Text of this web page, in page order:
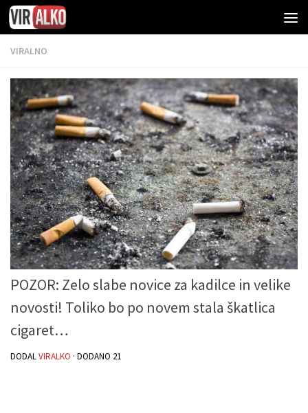
VIRALNO
POZOR: Zelo slabe novice za kadilce in velike
novosti! Toliko bo po novem stala škatlica
cigaret…
DODALVIRALKO · DODANO 21